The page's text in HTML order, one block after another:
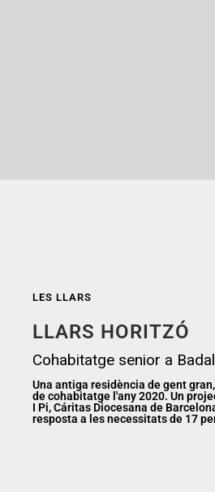
LES LLARS
LLARS HORITZÓ
Cohabitatge senior a
Una antiga residència de gent
de cohabitatge l'any 2020. Un
I Pi, Cáritas Diocesana de
resposta a les necessitats de 17